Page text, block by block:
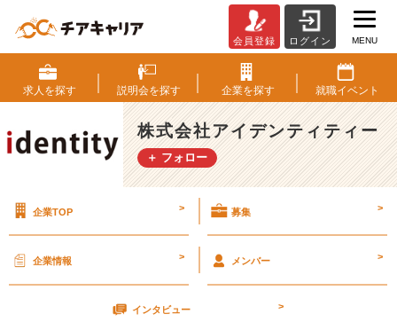
分
の
時
間
を
3
間」
け
て
会員登録 ログイン MENU
求人を探す 説明会を探す 企業を探す 就職イベント
株式会社アイデンティティー
＋ フォロー
企業TOP > 募集 >
企業情報 > メンバー >
インタビュー >